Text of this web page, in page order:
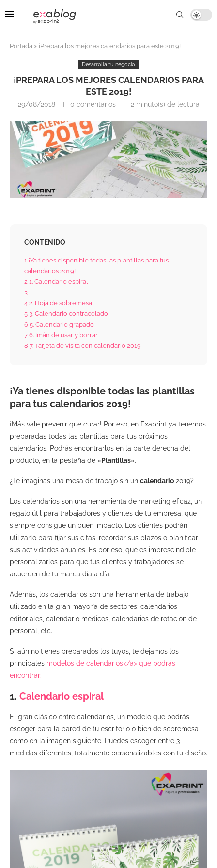
Portada » ¡Prepara los mejores calendarios para este 2019!
Desarrolla tu negocio
¡PREPARA LOS MEJORES CALENDARIOS PARA
ESTE 2019!
29/08/2018 0 comentarios 2 minuto(s) de lectura
CONTENIDO
1 ¡Ya tienes disponible todas las plantillas para tus
calendarios 2019!
21. Calendario espiral
3
42. Hoja de sobremesa
53. Calendario contracolado
65. Calendario grapado
76. Imán de usar y borrar
8 7. Tarjeta de visita con calendario 2019
¡Ya tienes disponible todas las plantillas
para tus calendarios 2019!
¡Más vale prevenir que curar! Por eso, en Exaprint ya tenemos
preparadas todas las plantillas para tus próximos
calendarios. Podrás encontrarlos en la parte derecha del
producto, en la pestaña de «Plantillas«.
¿Te imaginas una mesa de trabajo sin un calendario 2019?
Los calendarios son una herramienta de marketing eficaz, un
regalo útil para trabajadores y clientes de tu empresa, que
siempre consigue un buen impacto. Los clientes podrán
utilizarlo para fijar sus citas, recordar sus plazos o planificar
sus actividades anuales. Es por eso, que es imprescindible
personalizarlos para que tus clientes y trabajadores se
acuerden de tu marca día a día.
Además, los calendarios son una herramienta de trabajo
utilizado en la gran mayoría de sectores; calendarios
editoriales, calendario médicos, calendarios de rotación de
personal, etc.
Si aún no tienes preparados los tuyos, te dejamos los
principales modelos de calendarios</a> que podrás
encontrar:
1. Calendario espiral
El gran clásico entre calendarios, un modelo que podrás
escoger para la pared de tu escritorio o bien de sobremesa
como en la imagen siguiente. Puedes escoger entre 3
medidas diferentes, totalmente personalizables con tu diseño.